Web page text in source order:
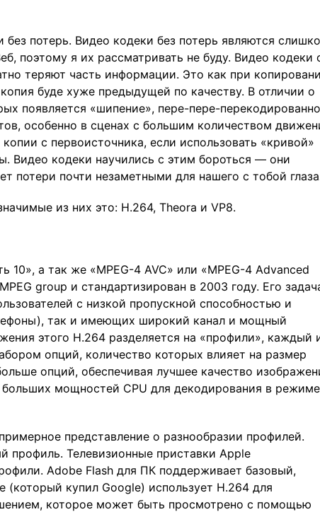
потерь. Видео кодеки без потерь являются
поэтому я их рассматривать не буду. Видео кодеки
теряют часть информации. Это как при
буде хуже предыдущей по качеству. В отличии о
появляется «шипение», пере-пере-
особенно в сценах с большим количеством
с первоисточника, если использовать «кривой»
Видео кодеки научились с этим бороться — они
потери почти незаметными для нашего с тобой
из них это: H.264, Theora и VP8.
10», а так же «MPEG-4 AVC» или «MPEG-4 Advanced
group и стандартизирован в 2003 году. Его
с низкой пропускной способностью и
так и имеющих широкий канал и мощный
этого H.264 разделяется на «профили», каждый
опций, количество которых влияет на размер
опций, обеспечивая лучшее качество
мощностей CPU для декодирования в режиме
представление о разнообразии профилей.
профиль. Телевизионные приставки Apple
Adobe Flash для ПК поддерживает базовый,
(который купил Google) использует H.264 для
которое может быть просмотрено с помощью